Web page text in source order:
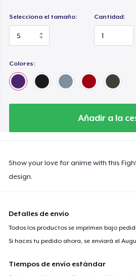
Selecciona el tamaño: Cantidad:
Colores:
Añadir a la
Show your love for anime with this
design.
Detalles de envío
Todos los productos se imprimen bajo
Si haces tu pedido ahora, se enviará el
Tiempos de envío estándar